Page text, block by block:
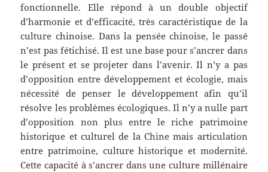
fonctionnelle. Elle répond à un double objectif
d’harmonie et d’efficacité, très caractéristique de la
culture chinoise. Dans la pensée chinoise, le passé
n’est pas fétichisé. Il est une base pour s’ancrer dans
le présent et se projeter dans l’avenir. Il n’y a pas
d’opposition entre développement et écologie, mais
nécessité de penser le développement afin qu’il
résolve les problèmes écologiques. Il n’y a nulle part
d’opposition non plus entre le riche patrimoine
historique et culturel de la Chine mais articulation
entre patrimoine, culture historique et modernité.
Cette capacité à s’ancrer dans une culture millénaire